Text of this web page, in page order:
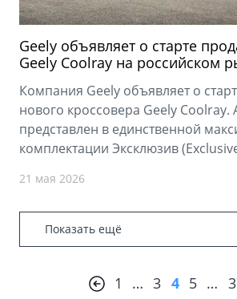
Geely объявляет о старте
Geely Coolray на российском
Компания Geely объявляет о
нового кроссовера Geely
представлен в единственной
комплектации Эксклюзив
21 мая 2026
Показать ещё
1 … 3 4 5 …